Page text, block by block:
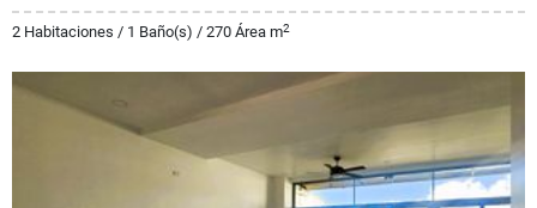
2 Habitaciones / 1 Baño(s) / 270 Área m2